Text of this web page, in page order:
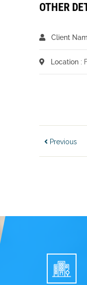
OTHER
Client
Location :
Previous